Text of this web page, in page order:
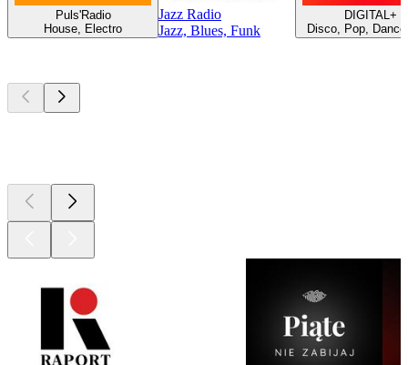
Puls'Radio
House, Electro
Jazz Radio
Jazz, Blues, Funk
DIGITAL+
Disco, Pop,